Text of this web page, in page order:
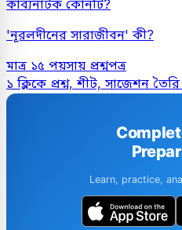
কাব্যনাটক কোনটি?
'নূরলদীনের সারাজীবন' কী?
মাত্র ১৫ পয়সায় প্রশ্নপত্র
১ ক্লিকে প্রশ্ন, শীট, সাজেশন
Learn, practice,